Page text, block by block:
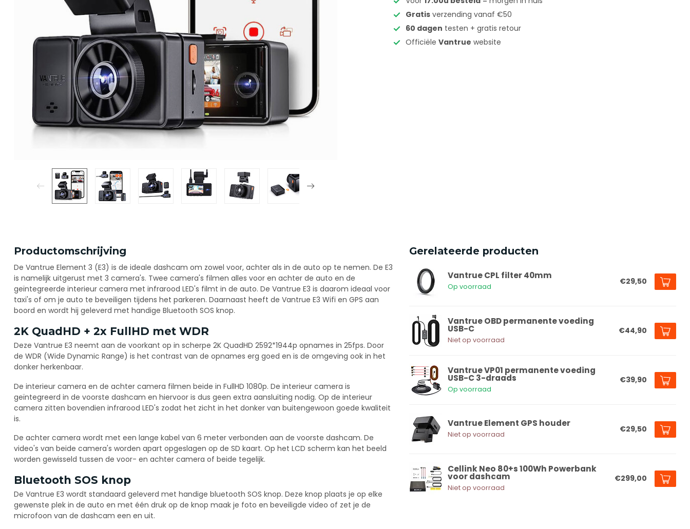
Gratis verzending vanaf €50
60 dagen testen + gratis retour
OfficiëleVantrue website
Productomschrijving
De Vantrue Element 3 (E3) is de ideale dashcam om zowel voor, achter als in de auto op te nemen. De E3
is namelijk uitgerust met 3 camera's. Twee camera's filmen alles voor en achter de auto en de
geïntegreerde interieur camera met infrarood LED's filmt in de auto. De Vantrue E3 is daarom ideaal voor
taxi's of om je auto te beveiligen tijdens het parkeren. Daarnaast heeft de Vantrue E3 Wifi en GPS aan
boord en wordt hij geleverd met handige Bluetooth SOS knop.
2K QuadHD + 2x FullHD met WDR
Deze Vantrue E3 neemt aan de voorkant op in scherpe 2K QuadHD 2592*1944p opnames in 25fps. Door
de WDR (Wide Dynamic Range) is het contrast van de opnames erg goed en is de omgeving ook in het
donker herkenbaar.
De interieur camera en de achter camera filmen beide in FullHD 1080p. De interieur camera is
geïntegreerd in de voorste dashcam en hiervoor is dus geen extra aansluiting nodig. Op de interieur
camera zitten bovendien infrarood LED's zodat het zicht in het donker van buitengewoon goede kwaliteit
is.
De achter camera wordt met een lange kabel van 6 meter verbonden aan de voorste dashcam. De
video's van beide camera's worden apart opgeslagen op de SD kaart. Op het LCD scherm kan het beeld
worden gewisseld tussen de voor- en achter camera of beide tegelijk.
Bluetooth SOS knop
De Vantrue E3 wordt standaard geleverd met handige bluetooth SOS knop. Deze knop plaats je op elke
gewenste plek in de auto en met één druk op de knop maak je foto en beveiligde video of zet je de
microfoon van de dashcam een en uit.
Gerelateerde producten
Vantrue CPL filter 40mm
Op voorraad
€29,50
Vantrue OBD permanente voeding
USB-C
Niet op voorraad
€44,90
Vantrue VP01 permanente voeding
USB-C 3-draads
Op voorraad
€39,90
Vantrue Element GPS houder
Niet op voorraad
€29,50
Cellink Neo 80+s 100Wh Powerbank
voor dashcam
Niet op voorraad
€299,00